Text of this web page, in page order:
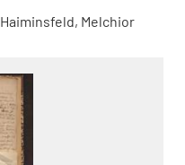
Melchior